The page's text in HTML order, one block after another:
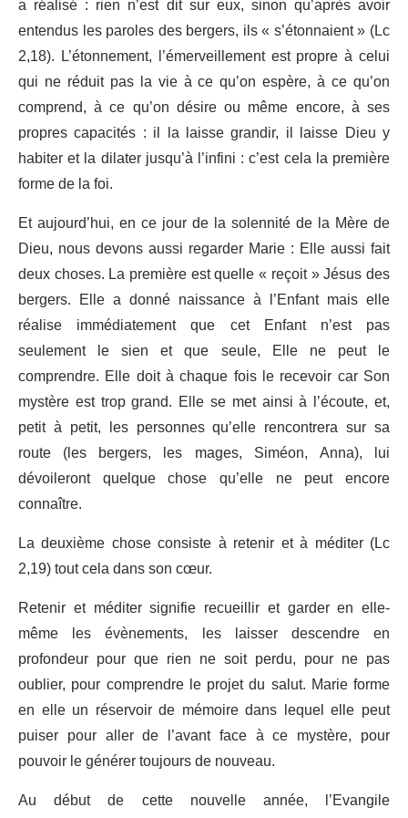
entendus les paroles des bergers, ils « s’étonnaient » (Lc
2,18). L’étonnement, l’émerveillement est propre à celui
qui ne réduit pas la vie à ce qu’on espère, à ce qu’on
comprend, à ce qu’on désire ou même encore, à ses
propres capacités : il la laisse grandir, il laisse Dieu y
habiter et la dilater jusqu’à l’infini : c’est cela la première
forme de la foi.
Et aujourd’hui, en ce jour de la solennité de la Mère de
Dieu, nous devons aussi regarder Marie : Elle aussi fait
deux choses. La première est quelle « reçoit » Jésus des
bergers. Elle a donné naissance à l’Enfant mais elle
réalise immédiatement que cet Enfant n’est pas
seulement le sien et que seule, Elle ne peut le
comprendre. Elle doit à chaque fois le recevoir car Son
mystère est trop grand. Elle se met ainsi à l’écoute, et,
petit à petit, les personnes qu’elle rencontrera sur sa
route (les bergers, les mages, Siméon, Anna), lui
dévoileront quelque chose qu’elle ne peut encore
connaître.
La deuxième chose consiste à retenir et à méditer (Lc
2,19) tout cela dans son cœur.
Retenir et méditer signifie recueillir et garder en elle-
même les évènements, les laisser descendre en
profondeur pour que rien ne soit perdu, pour ne pas
oublier, pour comprendre le projet du salut. Marie forme
en elle un réservoir de mémoire dans lequel elle peut
puiser pour aller de l’avant face à ce mystère, pour
pouvoir le générer toujours de nouveau.
Au début de cette nouvelle année, l’Evangile